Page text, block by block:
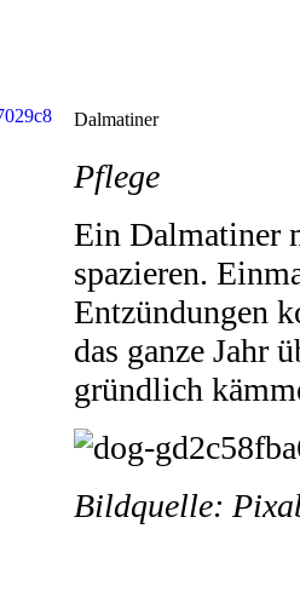
Dalmatiner
Pflege
Ein Dalmatiner
spazieren.
Entzündungen
das ganze Jahr
gründlich
Bildquelle: